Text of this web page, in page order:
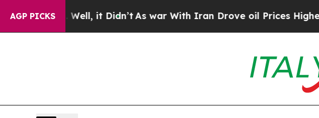
AGP PICKS
Well, it Didn’tAs war With Iran Drove oil Prices Higher, Trump